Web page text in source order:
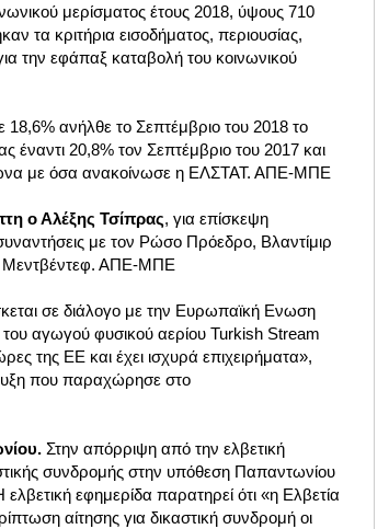
μερίσματος έτους 2018, ύψους 710
τα κριτήρια εισοδήματος, περιουσίας,
την εφάπαξ καταβολή του κοινωνικού
18,6% ανήλθε το Σεπτέμβριο του 2018 το
έναντι 20,8% τον Σεπτέμβριο του 2017 και
με όσα ανακοίνωσε η ΕΛΣΤΑΤ. ΑΠΕ-ΜΠΕ
ο Αλέξης Τσίπρας, για επίσκεψη
με τον Ρώσο Πρόεδρο, Βλαντίμιρ
Μεντβέντεφ. ΑΠΕ-ΜΠΕ
σε διάλογο με την Ευρωπαϊκή Ενωση
αγωγού φυσικού αερίου Turkish Stream
της ΕΕ και έχει ισχυρά επιχειρήματα»,
που παραχώρησε στο
Στην απόρριψη από την ελβετική
συνδρομής στην υπόθεση Παπαντωνίου
εφημερίδα παρατηρεί ότι «η Ελβετία
αίτησης για δικαστική συνδρομή οι